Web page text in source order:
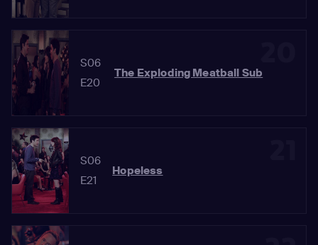
S06
E20
The Exploding Meatball Sub
S06
E21
Hopeless